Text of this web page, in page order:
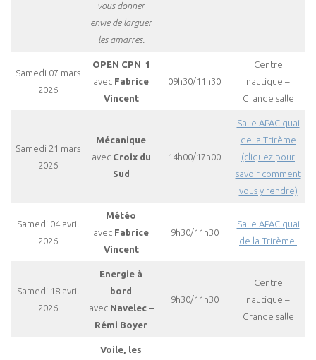
vous donner
envie de larguer
les amarres.
Samedi 07 mars
2026
OPEN CPN 1
avec Fabrice
Vincent
09h30/11h30
Centre
nautique –
Grande salle
Samedi 21 mars
2026
Mécanique
avec Croix du
Sud
14h00/17h00
Salle APAC quai
de la Trirème
(cliquez pour
savoir comment
vous y rendre)
Samedi 04 avril
2026
Météo
avec Fabrice
Vincent
9h30/11h30
Salle APAC quai
de la Trirème.
Samedi 18 avril
2026
Energie à
bord
avecNavelec –
Rémi Boyer
9h30/11h30
Centre
nautique –
Grande salle
Voile, les